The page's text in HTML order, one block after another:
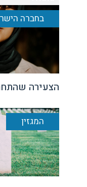
בחברה
הצעירה
המגזין